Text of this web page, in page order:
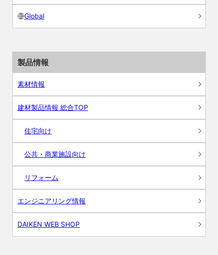
Global
製品情報
素材情報
建材製品情報 総合TOP
住宅向け
公共・商業施設向け
リフォーム
エンジニアリング情報
DAIKEN WEB SHOP